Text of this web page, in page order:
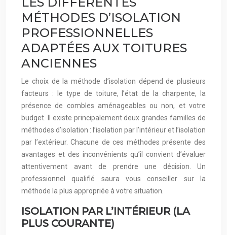
MÉTHODES D’ISOLATION
PROFESSIONNELLES
ADAPTÉES AUX TOITURES
ANCIENNES
Le choix de la méthode d’isolation dépend de plusieurs
facteurs : le type de toiture, l’état de la charpente, la
présence de combles aménageables ou non, et votre
budget. Il existe principalement deux grandes familles de
méthodes d’isolation : l’isolation par l’intérieur et l’isolation
par l’extérieur. Chacune de ces méthodes présente des
avantages et des inconvénients qu’il convient d’évaluer
attentivement avant de prendre une décision. Un
professionnel qualifié saura vous conseiller sur la
méthode la plus appropriée à votre situation.
ISOLATION PAR L’INTÉRIEUR (LA
PLUS COURANTE)